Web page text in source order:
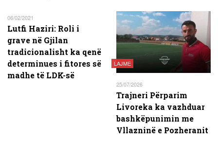
06/02/2021
Lutfi Haziri: Roli i
grave në Gjilan
tradicionalisht ka qenë
determinues i fitores së
madhe të LDK-së
LAJME
25/07/2026
Trajneri Përparim
Livoreka ka vazhduar
bashkëpunimin me
Vllazninë e Pozheranit